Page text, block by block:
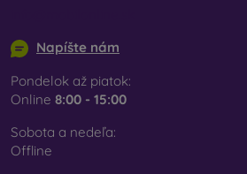
Napíšte nám
Pondelok až piatok:
Online 8:00 - 15:00
Sobota a nedeľa:
Offline